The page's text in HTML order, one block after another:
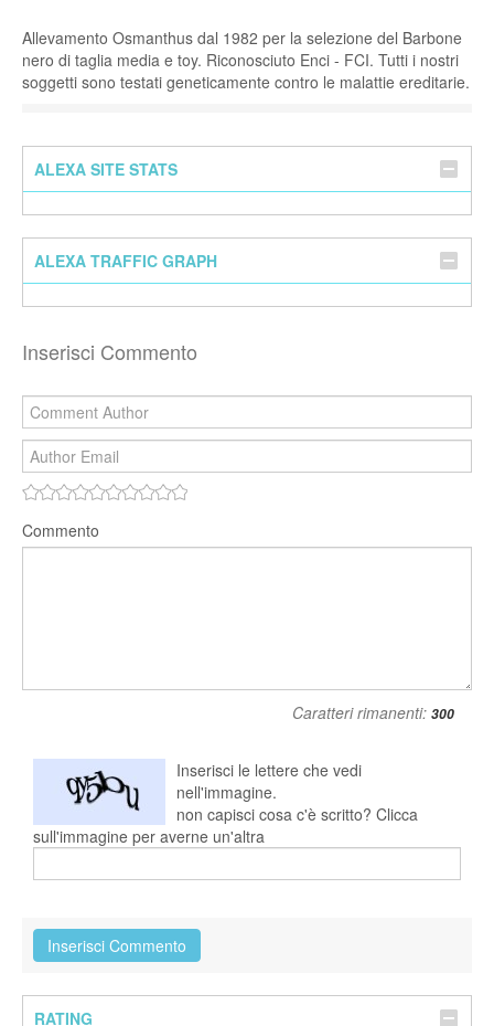
Allevamento Osmanthus dal 1982 per la selezione del Barbone
nero di taglia media e toy. Riconosciuto Enci - FCI. Tutti i nostri
soggetti sono testati geneticamente contro le malattie ereditarie.
ALEXA SITE STATS
ALEXA TRAFFIC GRAPH
Inserisci Commento
Commento
Caratteri rimanenti:
Inserisci le lettere che vedi
nell'immagine.
non capisci cosa c'è scritto? Clicca
sull'immagine per averne un'altra
RATING